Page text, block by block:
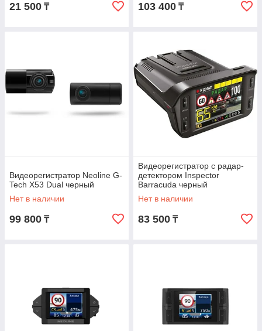
21 500 ₸ 103 400 ₸
Видеорегистратор Neoline G-
Tech X53 Dual черный
Нет в наличии
99 800 ₸
Видеорегистратор с радар-
детектором Inspector
Barracuda черный
Нет в наличии
83 500 ₸